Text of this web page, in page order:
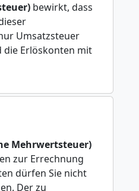
bewirkt, dass
Umsatzsteuer
die Erlöskonten mit
Mehrwertsteuer)
zur Errechnung
dürfen Sie nicht
Der zu